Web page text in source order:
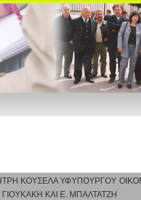
ΚΟΥΣΕΛΑ ΥΦΥΠΟΥΡΓΟΥ
ΚΑΙ Ε. ΜΠΑΛΤΑΤΖΗ